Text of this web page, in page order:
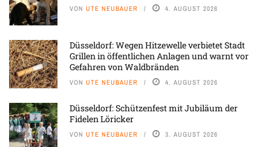
VON UTE NEUBAUER 4. AUGUST 2026
Düsseldorf: Wegen Hitzewelle verbietet Stadt
Grillen in öffentlichen Anlagen und warnt vor
Gefahren von Waldbränden
VON UTE NEUBAUER 4. AUGUST 2026
Düsseldorf: Schützenfest mit Jubiläum der
Fidelen Löricker
VON UTE NEUBAUER 3. AUGUST 2026